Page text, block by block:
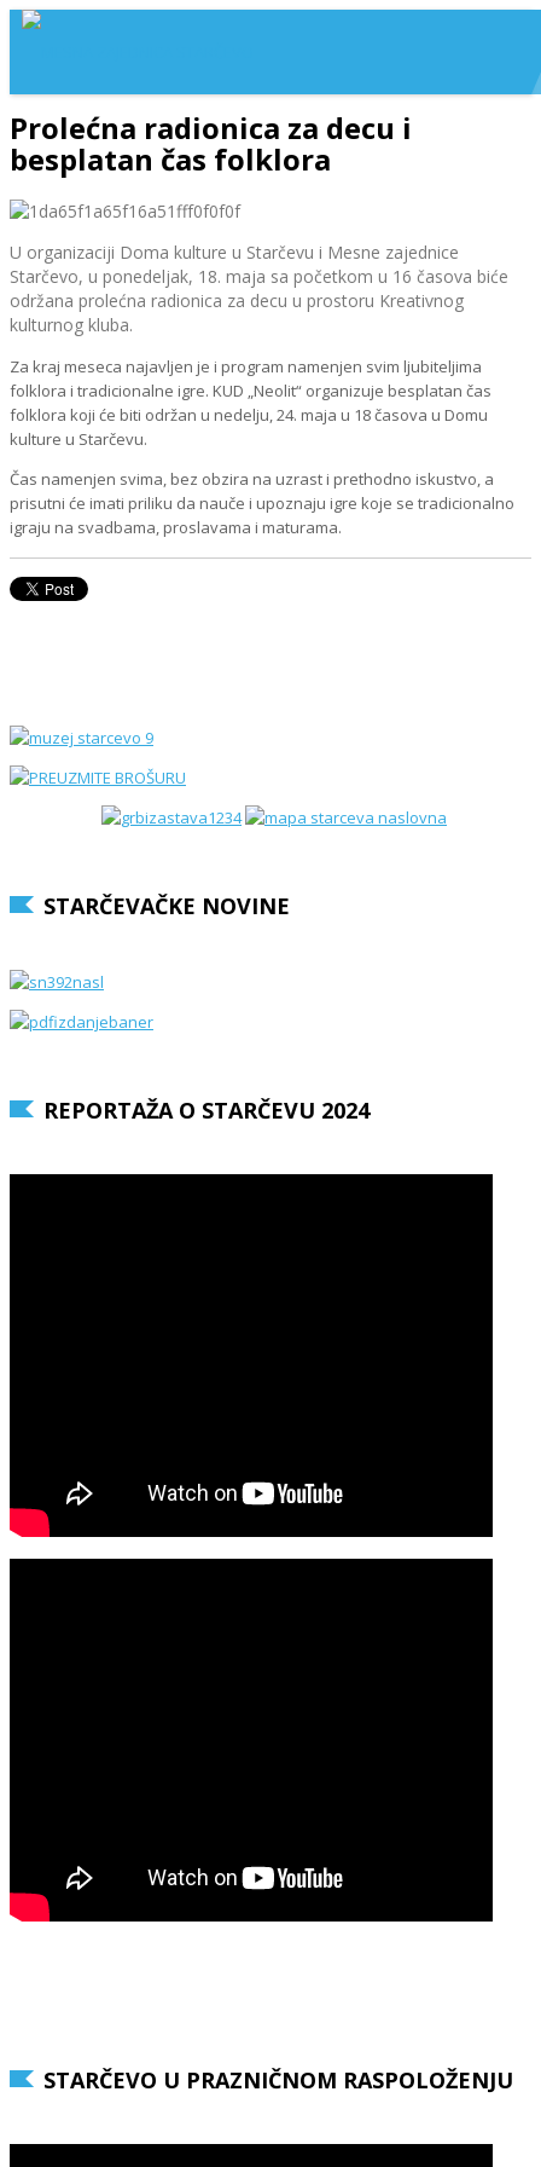
Prolećna radionica za decu i
besplatan čas folklora
U organizaciji Doma kulture u Starčevu i Mesne zajednice
Starčevo, u ponedeljak, 18. maja sa početkom u 16 časova biće
održana prolećna radionica za decu u prostoru Kreativnog
kulturnog kluba.
Za kraj meseca najavljen je i program namenjen svim ljubiteljima
folklora i tradicionalne igre. KUD „Neolit“ organizuje besplatan čas
folklora koji će biti održan u nedelju, 24. maja u 18 časova u Domu
kulture u Starčevu.
Čas namenjen svima, bez obzira na uzrast i prethodno iskustvo, a
prisutni će imati priliku da nauče i upoznaju igre koje se tradicionalno
igraju na svadbama, proslavama i maturama.
STARČEVAČKE NOVINE
REPORTAŽA O STARČEVU 2024
STARČEVO U PRAZNIČNOM RASPOLOŽENJU